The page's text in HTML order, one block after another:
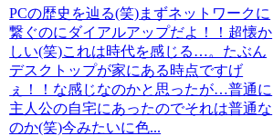
PCの歴史を辿る(笑)まずネットワークに
繋ぐのにダイアルアップだよ！！超懐か
しい(笑)これは時代を感じる…。たぶん
デスクトップが家にある時点ですげ
ぇ！！な感じなのかと思ったが…普通に
主人公の自宅にあったのでそれは普通な
のか(笑)今みたいに色...